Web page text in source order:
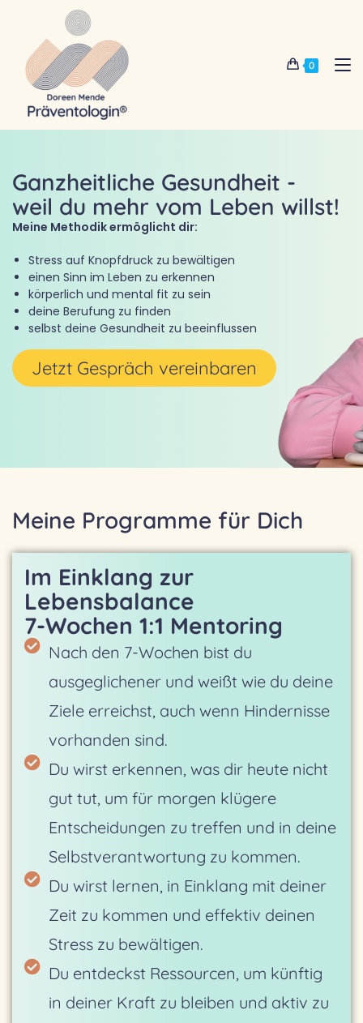
0
Ganzheitliche Gesundheit -
weil du mehr vom Leben willst!
Meine Methodik ermöglicht dir:
Stress auf Knopfdruck zu bewältigen
einen Sinn im Leben zu erkennen
körperlich und mental fit zu sein
deine Berufung zu finden
selbst deine Gesundheit zu beeinflussen
Jetzt Gespräch vereinbaren
Meine Programme für Dich
Im Einklang zur
Lebensbalance
7-Wochen 1:1 Mentoring
Nach den 7-Wochen bist du
ausgeglichener und weißt wie du deine
Ziele erreichst, auch wenn Hindernisse
vorhanden sind.
Du wirst erkennen, was dir heute nicht
gut tut, um für morgen klügere
Entscheidungen zu treffen und in deine
Selbstverantwortung zu kommen.
Du wirst lernen, in Einklang mit deiner
Zeit zu kommen und effektiv deinen
Stress zu bewältigen.
Du entdeckst Ressourcen, um künftig
in deiner Kraft zu bleiben und aktiv zu